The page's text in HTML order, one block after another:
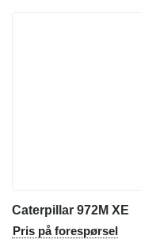
Caterpillar 972M XE
Pris på forespørsel